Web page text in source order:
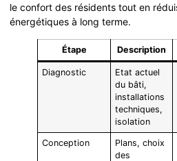
le confort des résidents tout en
énergétiques à long terme.
Étape Description
Diagnostic
Etat actuel
du bâti,
installations
techniques,
isolation
Conception
Plans, choix
des